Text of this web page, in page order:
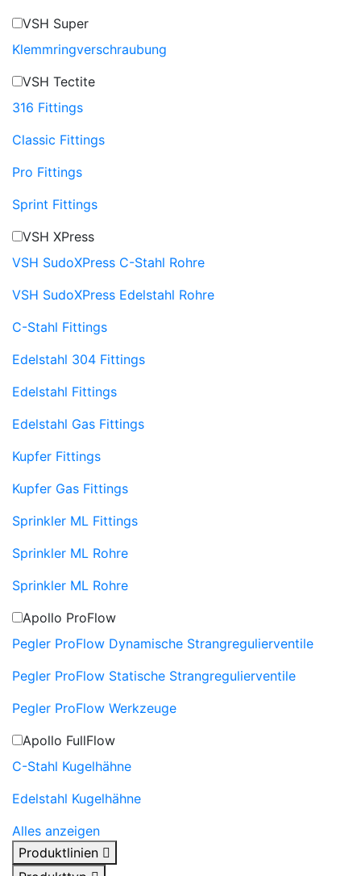
VSH Super
Klemmringverschraubung
VSH Tectite
316 Fittings
Classic Fittings
Pro Fittings
Sprint Fittings
VSH XPress
VSH SudoXPress C-Stahl Rohre
VSH SudoXPress Edelstahl Rohre
C-Stahl Fittings
Edelstahl 304 Fittings
Edelstahl Fittings
Edelstahl Gas Fittings
Kupfer Fittings
Kupfer Gas Fittings
Sprinkler ML Fittings
Sprinkler ML Rohre
Sprinkler ML Rohre
Apollo ProFlow
Pegler ProFlow Dynamische Strangregulierventile
Pegler ProFlow Statische Strangregulierventile
Pegler ProFlow Werkzeuge
Apollo FullFlow
C-Stahl Kugelhähne
Edelstahl Kugelhähne
Alles anzeigen
Produktlinien